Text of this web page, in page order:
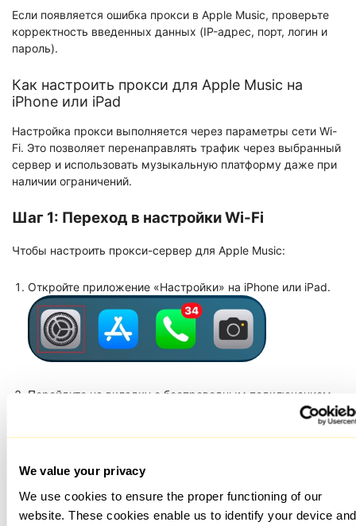
We value your privacy
We use cookies to ensure the proper functioning of our
website. These cookies enable us to identify your device and
Если появляется ошибка прокси в Apple Music, проверьте
корректность введенных данных (IP-адрес, порт, логин и
пароль).
Как настроить прокси для Apple Music на
iPhone или iPad
Настройка прокси выполняется через параметры сети Wi-
Fi. Это позволяет перенаправлять трафик через выбранный
сервер и использовать музыкальную платформу даже при
наличии ограничений.
Шаг 1: Переход в настройки Wi-Fi
Чтобы настроить прокси-сервер для Apple Music:
Откройте приложение «Настройки» на iPhone или iPad.
Перейдите на вкладку с беспроводным подключением